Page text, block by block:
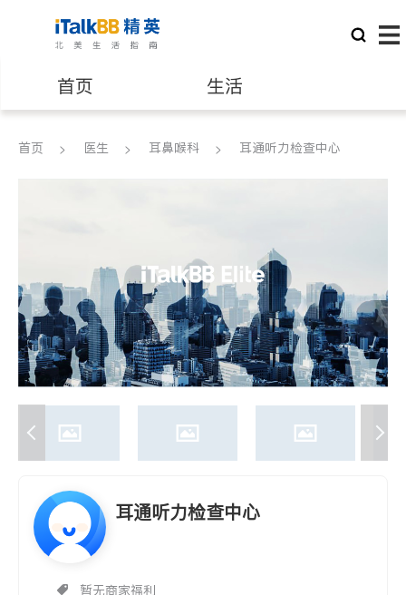
首页 生活
医生 律师
养老 非盈利组织
首页 医生 耳鼻喉科 耳通听力检查中心
耳通听力检查中心
暂无商家福利